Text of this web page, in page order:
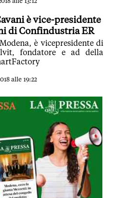
è vice-presidente
di Confindustria ER
è vicepresidente di
fondatore e ad della
alle 19:22